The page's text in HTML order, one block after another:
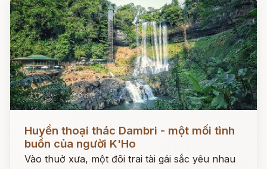
Đọc ngay
Huyền thoại thác Dambri - một mối tình
buồn của người K'Ho
Vào thuở xưa, một đôi trai tài gái sắc yêu nhau